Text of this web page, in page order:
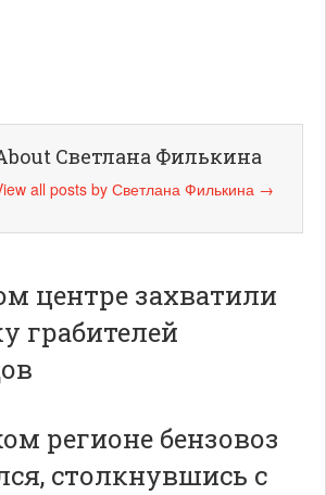
Светлана Филькина
all posts by Светлана Филькина →
центре захватили
грабителей
регионе бензовоз
столкнувшись с